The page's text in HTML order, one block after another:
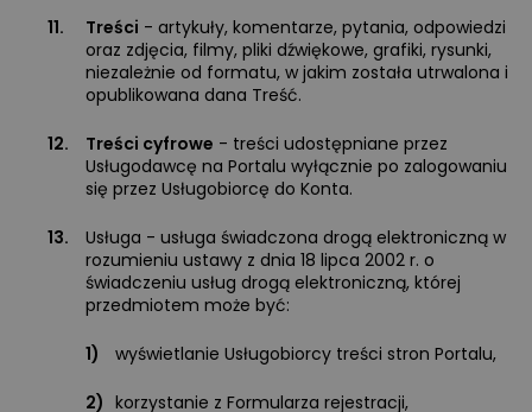
11. Treści - artykuły, komentarze, pytania, odpowiedzi
oraz zdjęcia, filmy, pliki dźwiękowe, grafiki, rysunki,
niezależnie od formatu, w jakim została utrwalona i
opublikowana dana Treść.
12. Treści cyfrowe - treści udostępniane przez
Usługodawcę na Portalu wyłącznie po zalogowaniu
się przez Usługobiorcę do Konta.
13.
Usługa - usługa świadczona drogą elektroniczną w
rozumieniu ustawy z dnia 18 lipca 2002 r. o
świadczeniu usług drogą elektroniczną, której
przedmiotem może być:
1) wyświetlanie Usługobiorcy treści stron Portalu,
2) korzystanie z Formularza rejestracji,